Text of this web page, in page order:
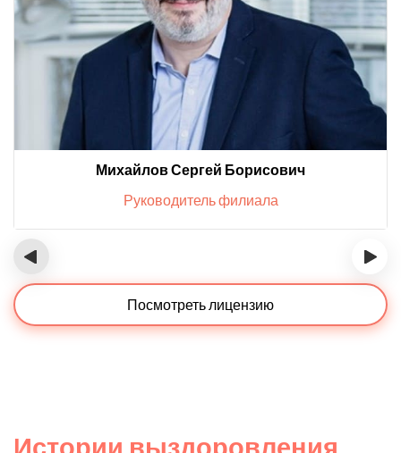
Михайлов Сергей Борисович
Руководитель филиала
‹ ›
Посмотреть лицензию
Истории выздоровления